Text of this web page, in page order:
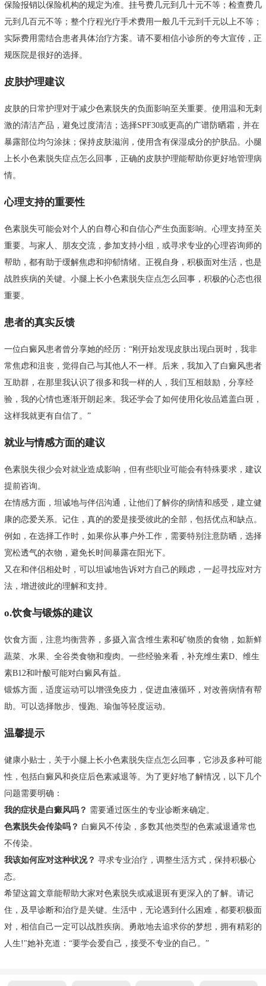
保险报销以保险机构的规定为准。挂号费几元到几十元不等；检查费几
元到几百元不等；整个疗程光疗手术费用一般几千元到千元以上不等；
实际费用需结合患者具体治疗方案。请不要相信小诊所的夸大宣传，正
规医院是很好的选择。
皮肤护理建议
皮肤的日常护理对于减少色素脱失的负面影响至关重要。使用温和无刺
激的清洁产品，避免过度清洁；选择SPF30或更高的广谱防晒霜，并在
暴露部位均匀涂抹；保持皮肤滋润，使用含有保湿成分的护肤品。小腿
上长小色素脱失症点怎么回事，正确的皮肤护理能帮助你更好地管理病
情。
心理支持的重要性
色素脱失可能会对个人的自尊心和自信心产生负面影响。心理支持至关
重要。与家人、朋友交流，参加支持小组，或寻求专业的心理咨询师的
帮助，都有助于缓解焦虑和抑郁情绪。正视自身，积极面对生活，也是
战胜疾病的关键。小腿上长小色素脱失症点怎么回事，积极的心态也很
重要。
患者的真实反馈
一位白癜风患者曾分享她的经历：“刚开始发现皮肤出现白斑时，我非
常焦虑和沮丧，觉得自己与其他人不一样。后来，我加入了白癜风患者
互助群，在那里我认识了很多和我一样的人，我们互相鼓励，分享经
验，我的心情也逐渐开朗起来。我还学会了如何使用化妆品遮盖白斑，
这样我就更有自信了。”
就业与情感方面的建议
色素脱失很少会对就业造成影响，但有些职业可能会有特殊要求，建议
提前咨询。
在情感方面，坦诚地与伴侣沟通，让他们了解你的病情和感受，建立健
康的恋爱关系。记住，真的的爱是接受彼此的全部，包括优点和缺点。
例如，在选择工作时，如果你从事户外工作，需要特别注意防晒，选择
宽松透气的衣物，避免长时间暴露在阳光下。
又在和伴侣相处时，可以坦诚地告诉对方自己的顾虑，一起寻找应对方
法，增进彼此的理解和支持。
o.饮食与锻炼的建议
饮食方面，注意均衡营养，多摄入富含维生素和矿物质的食物，如新鲜
蔬菜、水果、全谷类食物和瘦肉。一些经验来看，补充维生素D、维生
素B12和叶酸可能对白癜风有益。
锻炼方面，适度运动可以增强免疫力，促进血液循环，对改善病情有帮
助。可以选择散步、慢跑、瑜伽等轻度运动。
温馨提示
健康小贴士，关于小腿上长小色素脱失症点怎么回事，它涉及多种可能
性，包括白癜风和炎症后色素减退等。为了更好地了解情况，以下几个
问题需要明确：
我的症状是白癜风吗？ 需要通过医生的专业诊断来确定。
色素脱失会传染吗？ 白癜风不传染，多数其他类型的色素减退通常也
不传染。
我该如何应对这种状况？ 寻求专业治疗，调整生活方式，保持积极心
态。
希望这篇文章能帮助大家对色素脱失或减退斑有更深入的了解。请记
住，及早诊断和治疗是关键。生活中，无论遇到什么困难，都要积极面
对，相信自己一定可以战胜疾病。勇敢地去追求你的梦想，拥有精彩的
人生!"她补充道：“要学会爱自己，接受不专业的自己。”